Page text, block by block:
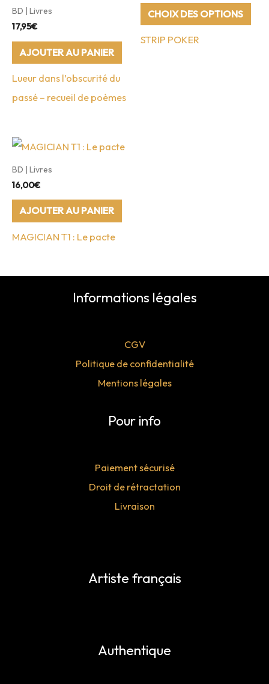
BD | Livres
17,95€
AJOUTER AU PANIER
Lueur dans l’obscurité du
passé – recueil de poèmes
prix :
16,00€
CHOIX DES OPTIONS
Ce
STRIP POKER
BD | Livres
16,00€
AJOUTER AU PANIER
MAGICIAN T1 : Le pacte
Informations légales
CGV
Politique de confidentialité
Mentions légales
Pour info
Paiement sécurisé
Droit de rétractation
Livraison
Artiste français
Authentique